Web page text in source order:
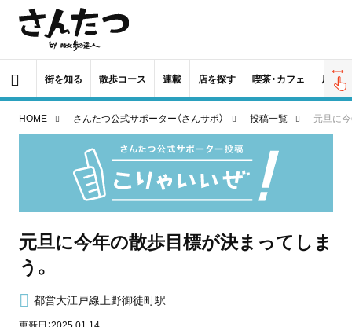
街を知る 散歩コース 連載 店を探す 喫茶・カフェ 居酒屋
HOME さんたつ公式サポーター（さんサポ） 投稿一覧 元旦に
元旦に今年の散歩目標が決まってしま
う。
都営大江戸線上野御徒町駅